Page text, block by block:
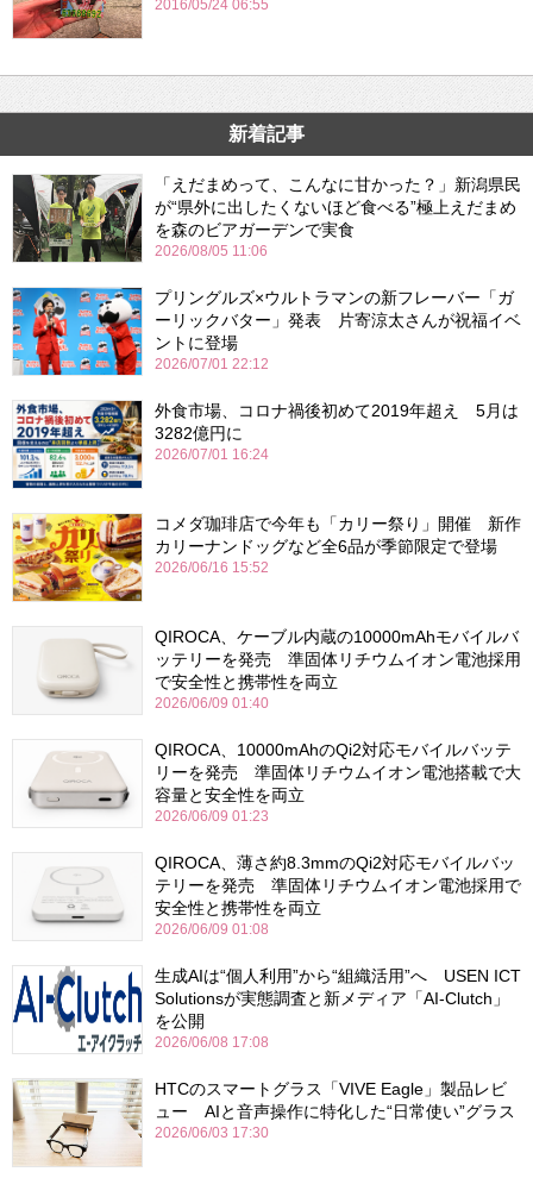
2016/05/24 06:55
新着記事
「えだまめって、こんなに甘かった？」新潟県民
が“県外に出したくないほど食べる”極上えだまめ
を森のビアガーデンで実食
2026/08/05 11:06
プリングルズ×ウルトラマンの新フレーバー「ガ
ーリックバター」発表 片寄涼太さんが祝福イベ
ントに登場
2026/07/01 22:12
外食市場、コロナ禍後初めて2019年超え 5月は
3282億円に
2026/07/01 16:24
コメダ珈琲店で今年も「カリー祭り」開催 新作
カリーナンドッグなど全6品が季節限定で登場
2026/06/16 15:52
QIROCA、ケーブル内蔵の10000mAhモバイルバ
ッテリーを発売 準固体リチウムイオン電池採用
で安全性と携帯性を両立
2026/06/09 01:40
QIROCA、10000mAhのQi2対応モバイルバッテ
リーを発売 準固体リチウムイオン電池搭載で大
容量と安全性を両立
2026/06/09 01:23
QIROCA、薄さ約8.3mmのQi2対応モバイルバッ
テリーを発売 準固体リチウムイオン電池採用で
安全性と携帯性を両立
2026/06/09 01:08
生成AIは“個人利用”から“組織活用”へ USEN ICT
Solutionsが実態調査と新メディア「AI-Clutch」
を公開
2026/06/08 17:08
HTCのスマートグラス「VIVE Eagle」製品レビ
ュー AIと音声操作に特化した“日常使い”グラス
2026/06/03 17:30